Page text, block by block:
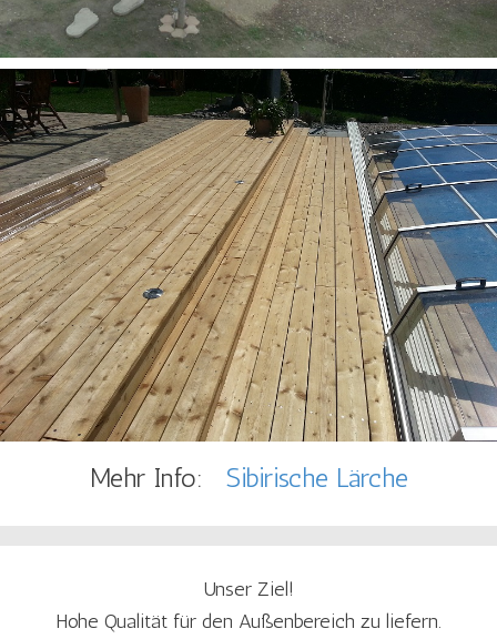
Mehr Info: Sibirische Lärche
Unser Ziel!
Hohe Qualität für den Außenbereich zu liefern.